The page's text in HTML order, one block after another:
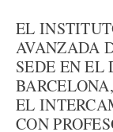
EL
AVANZADA
SEDE EN EL
EL
CON